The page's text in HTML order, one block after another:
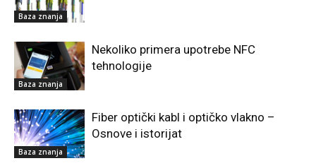
Baza znanja
Baza znanja
Nekoliko primera upotrebe NFC
tehnologije
Baza znanja
Fiber optički kabl i optičko vlakno –
Osnove i istorijat